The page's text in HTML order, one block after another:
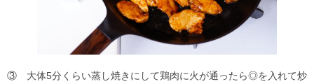
③ 大体5分くらい蒸し焼きにして鶏肉に火が通ったら◎を入れて炒